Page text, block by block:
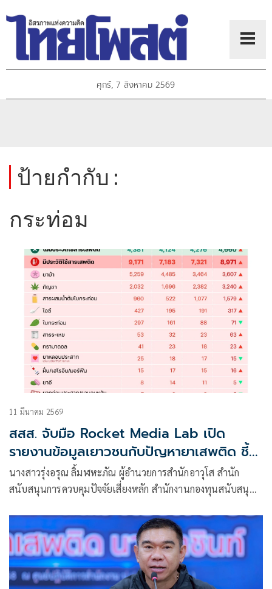
ศุกร์, 7 สิงหาคม 2569
ป้ายกำกับ :
กระท่อม
11 มีนาคม 2569
สสส. จับมือ Rocket Media Lab เปิด
รายงานข้อมูลเยาวชนกับปัญหายาเสพติด ชี้
คดีเสพพุ่งสูง 77.44% เตือน “ยาบ้า-กัญชา-
กระท่อม” เข้าถึงง่ายหลังปลดล็อก
นางสาวรุ่งอรุณ ลิ้มฬหะภัณ ผู้อำนวยการสำนักอาวุโส สำนัก
สนับสนุนการควบคุมปัจจัยเสี่ยงหลัก สำนักงานกองทุนสนับสนุน
เด็กและเยาวชนปัจจุบันถือเป็นวิกฤตที่ต้องเร่งแก้ไข ข้อมูลจาก
ศูนย์ข้อมูลและสถิติ